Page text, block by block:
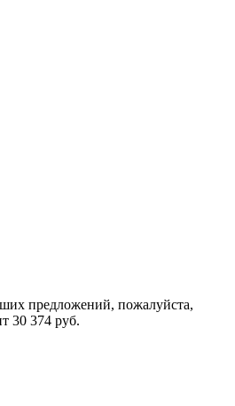
предложений, пожалуйста,
30 374 руб.